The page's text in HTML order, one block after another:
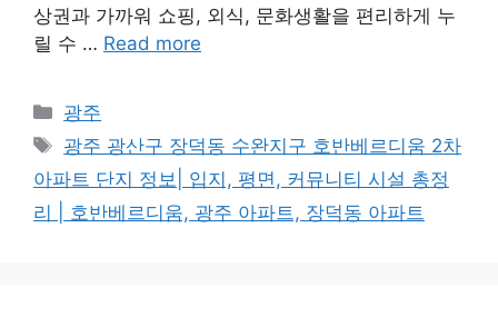
상권과 가까워 쇼핑, 외식, 문화생활을 편리하게 누
릴 수 … Read more
Categories
광주
Tags
광주 광산구 장덕동 수완지구 호반베르디움 2차
아파트 단지 정보| 입지, 평면, 커뮤니티 시설 총정
리 | 호반베르디움, 광주 아파트, 장덕동 아파트